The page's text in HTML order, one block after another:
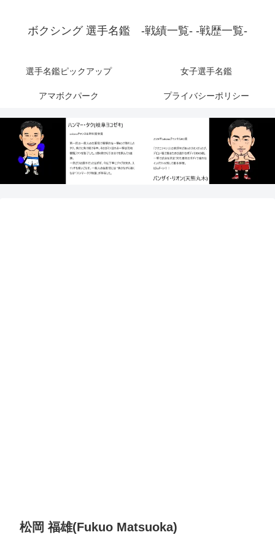
ボクシング 選手名鑑 -戦績一覧- -戦歴一覧-
選手名鑑ピックアップ 女子選手名鑑
アマボクパーク プライバシーポリシー
松岡 福雄(Fukuo Matsuoka)